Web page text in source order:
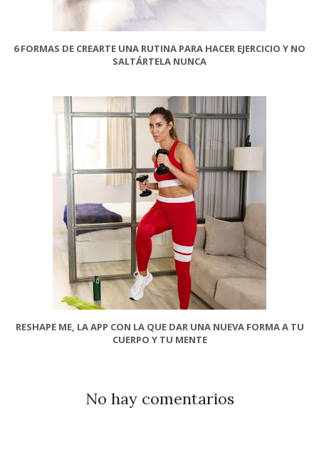
6 FORMAS DE CREARTE UNA RUTINA PARA HACER EJERCICIO Y NO
SALTÁRTELA NUNCA
RESHAPE ME, LA APP CON LA QUE DAR UNA NUEVA FORMA A TU
CUERPO Y TU MENTE
No hay comentarios